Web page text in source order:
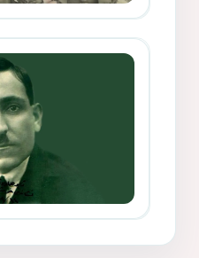
Çalışmaları- 8